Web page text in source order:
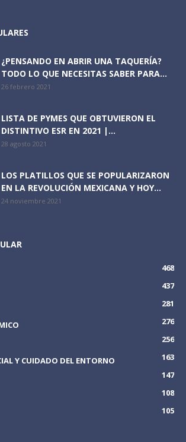
¿PENSANDO EN ABRIR UNA TAQUERÍA?
TODO LO QUE NECESITAS SABER PARA...
26 febrero 2021
LISTA DE PYMES QUE OBTUVIERON EL
DISTINTIVO ESR EN 2021 |...
28 agosto 2021
LOS PLATILLOS QUE SE POPULARIZARON
EN LA REVOLUCIÓN MEXICANA Y HOY...
24 noviembre 2021
468
437
281
276
256
Y CUIDADO DEL ENTORNO
163
147
108
105